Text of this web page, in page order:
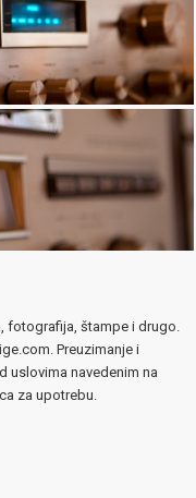
fotografija, štampe i drugo.
Preuzimanje i
uslovima navedenim na
za upotrebu.